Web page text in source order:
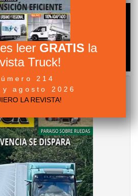
leer GRATIS la
Truck!
214
agosto 2026
LA REVISTA!